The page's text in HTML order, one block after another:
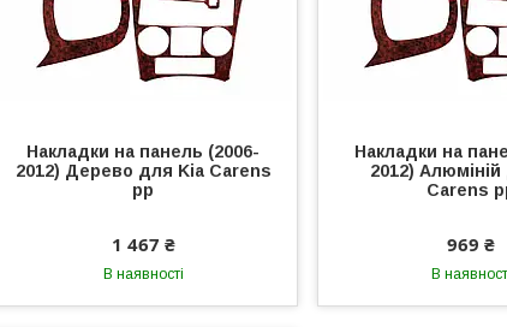
Накладки на панель (2006-
2012) Дерево для Kia Carens
рр
1 467 ₴
В наявності
Накладки на
2012)
Carens
969 ₴
В